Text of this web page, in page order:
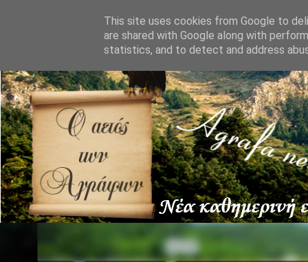
This site uses cookies from Google to
are shared with Google along with
statistics, and to detect and address